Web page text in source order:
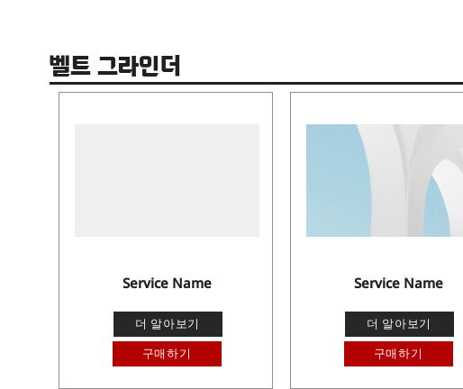
벨트 그라인더
Service Name
더 알아보기
구매하기
Service Name
더 알아보기
구매하기